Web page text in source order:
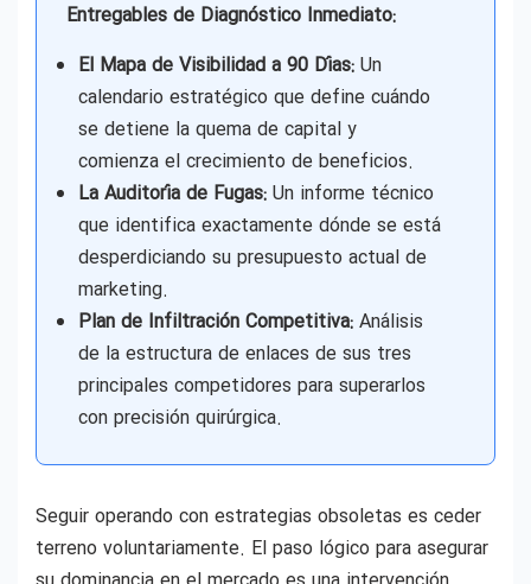
Entregables de Diagnóstico Inmediato:
El Mapa de Visibilidad a 90 Días: Un
calendario estratégico que define cuándo
se detiene la quema de capital y
comienza el crecimiento de beneficios.
La Auditoría de Fugas: Un informe técnico
que identifica exactamente dónde se está
desperdiciando su presupuesto actual de
marketing.
Plan de Infiltración Competitiva: Análisis
de la estructura de enlaces de sus tres
principales competidores para superarlos
con precisión quirúrgica.
Seguir operando con estrategias obsoletas es ceder
terreno voluntariamente. El paso lógico para asegurar